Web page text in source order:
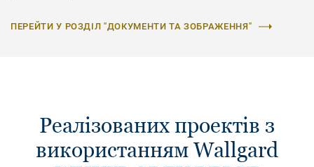
ПЕРЕЙТИ У РОЗДІЛ "ДОКУМЕНТИ ТА ЗОБРАЖЕННЯ"
Реалізованих проектів з
використанням Wallgard